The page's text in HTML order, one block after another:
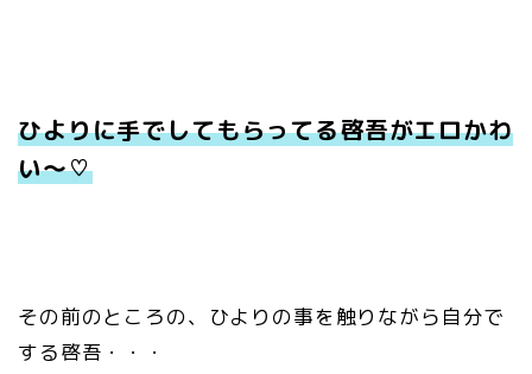
ひよりに手でしてもらってる啓吾がエロかわ
い〜♡
その前のところの、ひよりの事を触りながら自分で
する啓吾・・・